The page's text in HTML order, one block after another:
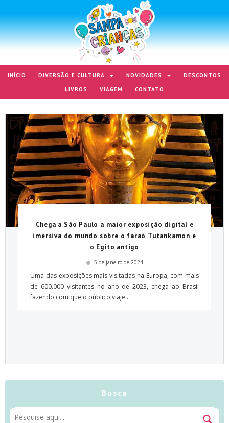
INÍCIO DIVERSÃO E CULTURA NOVIDADES
DESCONTOS
LIVROS
VIAGEM CONTATO
Chega a São Paulo a maior exposição digital e
imersiva do mundo sobre o faraó Tutankamon e
o Egito antigo
5 de janeiro de 2024
Uma das exposições mais visitadas na Europa, com mais
de 600.000 visitantes no ano de 2023, chega ao Brasil
fazendo com que o público viaje...
Busca